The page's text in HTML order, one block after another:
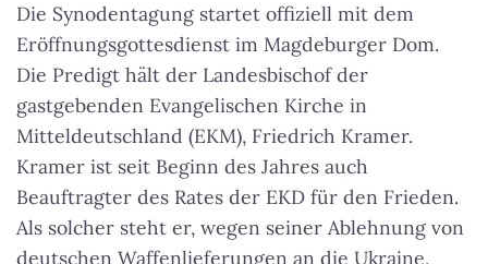
Die Synodentagung startet offiziell mit dem
Eröffnungsgottesdienst im Magdeburger Dom.
Die Predigt hält der Landesbischof der
gastgebenden Evangelischen Kirche in
Mitteldeutschland (EKM), Friedrich Kramer.
Kramer ist seit Beginn des Jahres auch
Beauftragter des Rates der EKD für den Frieden.
Als solcher steht er, wegen seiner Ablehnung von
deutschen Waffenlieferungen an die Ukraine,